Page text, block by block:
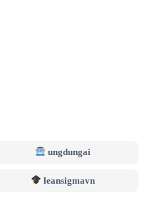
ungdungai
leansigmavn